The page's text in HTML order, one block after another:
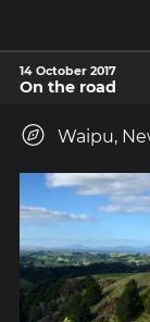
14 October 2017
On the road
Waipu,